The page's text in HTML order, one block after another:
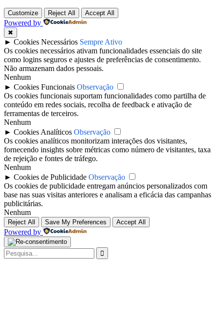
Customize Reject All Accept All
Powered by
✖
► Cookies Necessários Sempre Ativo
Os cookies necessários ativam funcionalidades essenciais do site
como logins seguros e ajustes de preferências de consentimento.
Não armazenam dados pessoais.
Nenhum
► Cookies Funcionais Observação
Os cookies funcionais suportam funcionalidades como partilha de
conteúdo em redes sociais, recolha de feedback e ativação de
ferramentas de terceiros.
Nenhum
► Cookies Analíticos Observação
Os cookies analíticos monitorizam interações dos visitantes,
fornecendo insights sobre métricas como número de visitantes, taxa
de rejeição e fontes de tráfego.
Nenhum
► Cookies de Publicidade Observação
Os cookies de publicidade entregam anúncios personalizados com
base nas suas visitas anteriores e analisam a eficácia das campanhas
publicitárias.
Nenhum
Reject All Save My Preferences Accept All
Powered by